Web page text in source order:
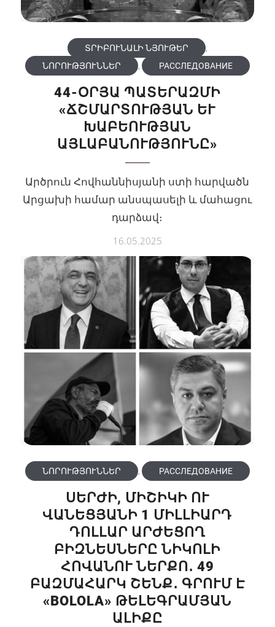
44-ՕՐՅԱ ՊԱՏԵՐԱԶՄԻ
«ՃՇՄԱՐՏՈՒԹՅԱՆ ԵՒ Խ
ԱԲԵՈՒԹՅԱՆ Ա
ՅԼԱԲԱՆՈՒԹՅՈՒՆԸ»
ՏՐԻԲՈՒՆԱԼԻ ՆՅՈՒԹԵՐ ,
ՆՈՐՈՒԹՅՈՒՆՆԵՐ , РАССЛЕДОВАНИЕ
Արծրուն Հովհաննիսյանի ստի հարվածն
Արցախի համար անսպասելի և մահացու
դարձավ։
16.05.2025
ՍԵՐԺԻ, ՄԻՇԻԿԻ ՈՒ
ՎԱՆԵՑՅԱՆԻ 1 ՄԻԼԼԻԱՐԴ
ԴՈԼԼԱՐ ԱՐԺԵՑՈՂ
ԲԻԶՆԵՍՆԵՐԸ ՆԻԿՈԼԻ
ՀՈՎԱՆՈՒ ՆԵՐՔՈ․ 49
ԲԱԶՄԱՀԱՐԿ ՇԵՆՔ․ ԳՐՈՒՄ Է
«BOLOLA» ԹԵԼԵԳՐԱՄՅԱՆ
ԱԼԻՔԸ
ՆՈՐՈՒԹՅՈՒՆՆԵՐ , РАССЛЕДОВАНИЕ